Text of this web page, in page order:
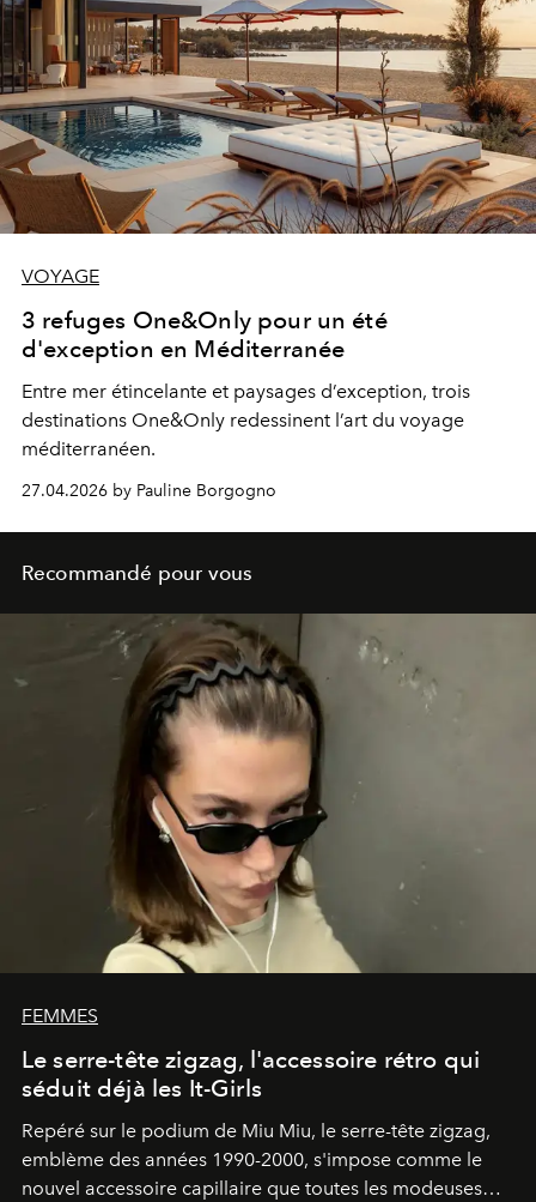
VOYAGE
3 refuges One&Only pour un été
d'exception en Méditerranée
Entre mer étincelante et paysages d’exception, trois
destinations One&Only redessinent l’art du voyage
méditerranéen.
27.04.2026 by Pauline Borgogno
Recommandé pour vous
FEMMES
Le serre-tête zigzag, l'accessoire rétro qui
séduit déjà les It-Girls
Repéré sur le podium de Miu Miu, le serre-tête zigzag,
emblème des années 1990-2000, s'impose comme le
nouvel accessoire capillaire que toutes les modeuses